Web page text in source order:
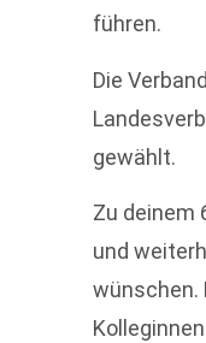
führen.
Die
gewählt.
Zu deinem
und
wünschen.